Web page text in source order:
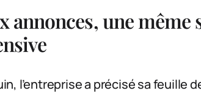
annonces, une même
l’entreprise a précisé sa feuille